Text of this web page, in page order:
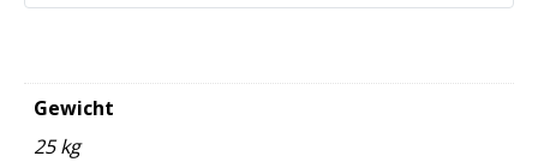
Gewicht
25 kg